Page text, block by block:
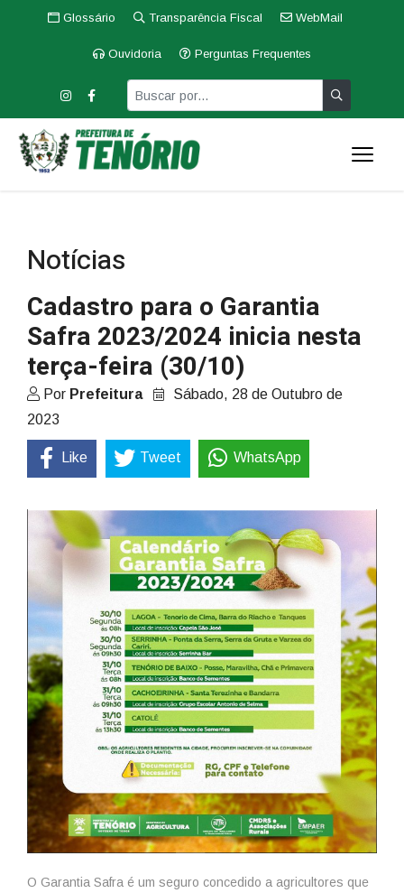
Glossário Transparência Fiscal WebMail
Ouvidoria Perguntas Frequentes
Notícias
Cadastro para o Garantia
Safra 2023/2024 inicia nesta
terça-feira (30/10)
Por Prefeitura
Sábado, 28 de Outubro de
2023
Like Tweet WhatsApp
O Garantia Safra é um seguro concedido a agricultores que